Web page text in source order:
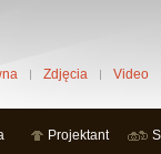
Zdjęcia Video
Projektant